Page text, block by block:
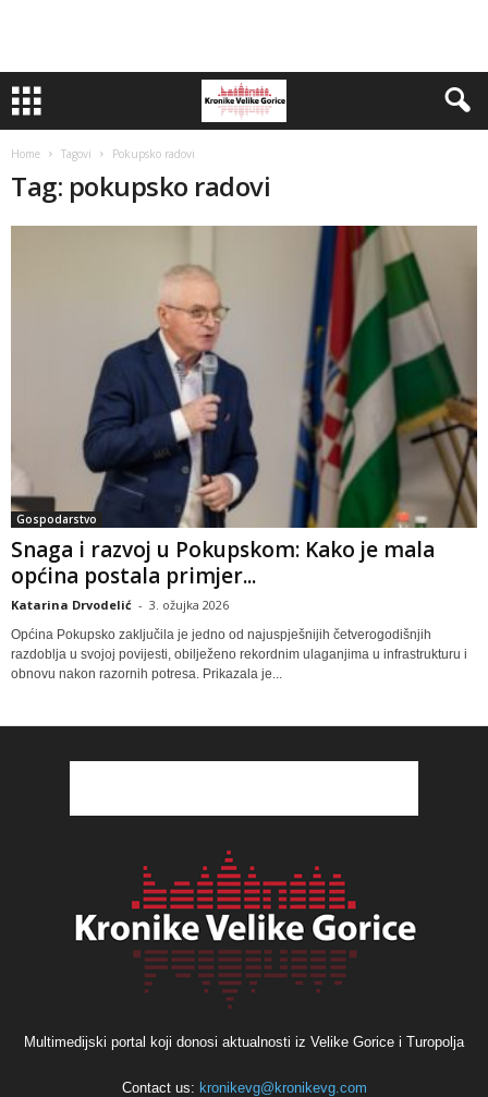
Home Tagovi Pokupsko radovi
Tag: pokupsko radovi
Gospodarstvo
Snaga i razvoj u Pokupskom: Kako je mala
općina postala primjer...
Katarina Drvodelić - 3. ožujka 2026
Općina Pokupsko zaključila je jedno od najuspješnijih četverogodišnjih
razdoblja u svojoj povijesti, obilježeno rekordnim ulaganjima u infrastrukturu i
obnovu nakon razornih potresa. Prikazala je...
Multimedijski portal koji donosi aktualnosti iz Velike Gorice i Turopolja
Contact us: kronikevg@kronikevg.com